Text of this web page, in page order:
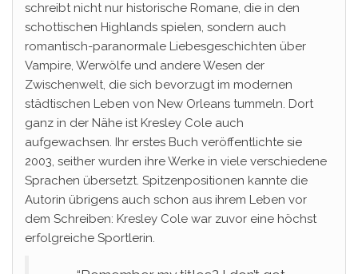
schreibt nicht nur historische Romane, die in den
schottischen Highlands spielen, sondern auch
romantisch-paranormale Liebesgeschichten über
Vampire, Werwölfe und andere Wesen der
Zwischenwelt, die sich bevorzugt im modernen
städtischen Leben von New Orleans tummeln. Dort
ganz in der Nähe ist Kresley Cole auch
aufgewachsen. Ihr erstes Buch veröffentlichte sie
2003, seither wurden ihre Werke in viele verschiedene
Sprachen übersetzt. Spitzenpositionen kannte die
Autorin übrigens auch schon aus ihrem Leben vor
dem Schreiben: Kresley Cole war zuvor eine höchst
erfolgreiche Sportlerin.